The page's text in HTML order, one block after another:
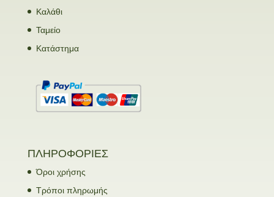
Καλάθι
Ταμείο
Κατάστημα
ΠΛΗΡΟΦΟΡΙΕΣ
Όροι χρήσης
Τρόποι πληρωμής